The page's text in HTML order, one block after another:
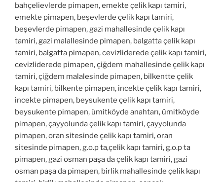
bahçelievlerde pimapen, emekte çelik kapı tamiri,
emekte pimapen, beşevlerde çelik kapı tamiri,
beşevlerde pimapen, gazi mahallesinde çelik kapı
tamiri, gazi malallesinde pimapen, balgatta çelik kapı
tamiri, balgatta pimapen, cevizliderede çelik kapı tamiri,
cevizliderede pimapen, çiğdem mahallesinde çelik kapı
tamiri, çiğdem malalesinde pimapen, bilkentte çelik
kapı tamiri, bilkente pimapen, incekte çelik kapı tamiri,
incekte pimapen, beysukente çelik kapı tamiri,
beysukente pimapen, ümitköyde anahtarı, ümitköyde
pimapen, çayyolunda çelik kapı tamiri, çayyolunda
pimapen, oran sitesinde çelik kapı tamiri, oran
sitesinde pimapen, g.o.p ta,çelik kapı tamiri, g.o.p ta
pimapen, gazi osman paşa da çelik kapı tamiri, gazi
osman paşa da pimapen, birlik mahallesinde çelik kapı